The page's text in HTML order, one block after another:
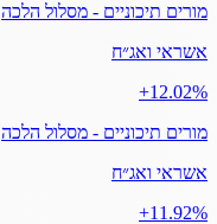
מורים תיכוניים - מסלול הלכה
אשראי ואג״ח
‎+12.02%
מורים תיכוניים - מסלול הלכה
אשראי ואג״ח
‎+11.92%